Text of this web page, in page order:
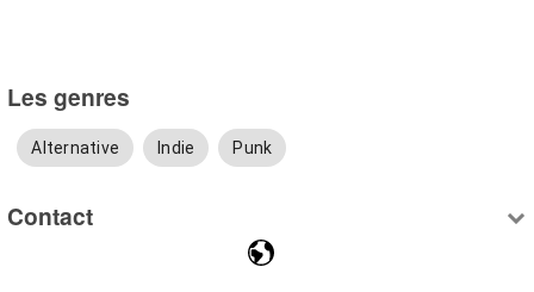
Les genres
Alternative Indie Punk
Contact